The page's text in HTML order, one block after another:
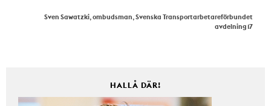
Sven Sawatzki, ombudsman, Svenska Transportarbetareförbundet
avdelning 17
HALLÅ DÄR!